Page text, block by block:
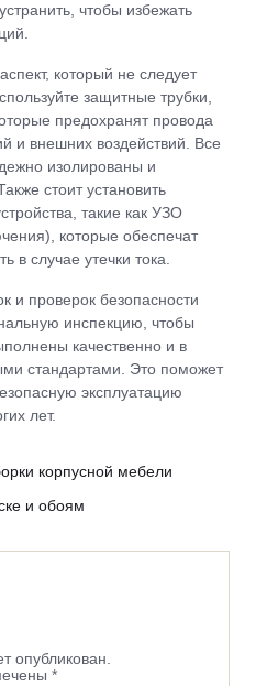
чтобы избежать
который не следует
защитные трубки,
предохранят провода
и внешних воздействий. Все
изолированы и
стоит установить
такие как УЗО
которые обеспечат
в случае утечки тока.
и проверок безопасности
инспекцию, чтобы
качественно и в
стандартами. Это поможет
эксплуатацию
лет.
корпусной мебели
и обоям
опубликован.
*